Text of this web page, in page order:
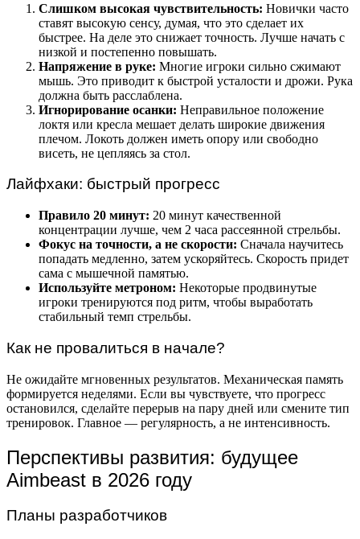
Слишком высокая чувствительность: Новички часто
ставят высокую сенсу, думая, что это сделает их
быстрее. На деле это снижает точность. Лучше начать с
низкой и постепенно повышать.
Напряжение в руке: Многие игроки сильно сжимают
мышь. Это приводит к быстрой усталости и дрожи. Рука
должна быть расслаблена.
Игнорирование осанки: Неправильное положение
локтя или кресла мешает делать широкие движения
плечом. Локоть должен иметь опору или свободно
висеть, не цепляясь за стол.
Лайфхаки: быстрый прогресс
Правило 20 минут: 20 минут качественной
концентрации лучше, чем 2 часа рассеянной стрельбы.
Фокус на точности, а не скорости: Сначала научитесь
попадать медленно, затем ускоряйтесь. Скорость придет
сама с мышечной памятью.
Используйте метроном: Некоторые продвинутые
игроки тренируются под ритм, чтобы выработать
стабильный темп стрельбы.
Как не провалиться в начале?
Не ожидайте мгновенных результатов. Механическая память
формируется неделями. Если вы чувствуете, что прогресс
остановился, сделайте перерыв на пару дней или смените тип
тренировок. Главное — регулярность, а не интенсивность.
Перспективы развития: будущее
Aimbeast в 2026 году
Планы разработчиков